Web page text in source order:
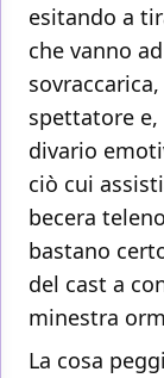
esitando a
che vanno
spettatore e,
divario
ciò cui
becera
bastano
del cast a
minestra
La cosa